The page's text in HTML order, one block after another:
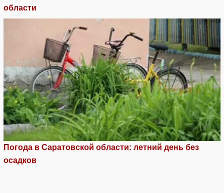
области
Погода в Саратовской области: летний день без
осадков